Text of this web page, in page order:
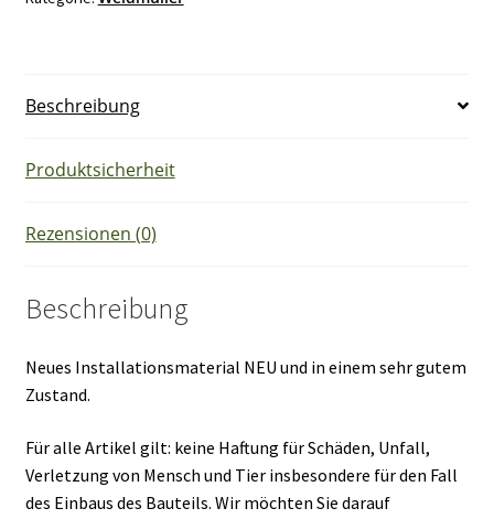
Beschreibung
Produktsicherheit
Rezensionen (0)
Beschreibung
Neues Installationsmaterial NEU und in einem sehr gutem
Zustand.
Für alle Artikel gilt: keine Haftung für Schäden, Unfall,
Verletzung von Mensch und Tier insbesondere für den Fall
des Einbaus des Bauteils. Wir möchten Sie darauf